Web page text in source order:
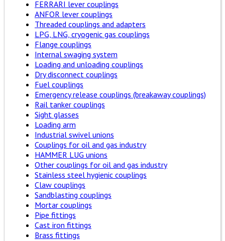
FERRARI lever couplings
ANFOR lever couplings
Threaded couplings and adapters
LPG, LNG, cryogenic gas couplings
Flange couplings
Internal swaging system
Loading and unloading couplings
Dry disconnect couplings
Fuel couplings
Emergency release couplings (breakaway couplings)
Rail tanker couplings
Sight glasses
Loading arm
Industrial swivel unions
Couplings for oil and gas industry
HAMMER LUG unions
Other couplings for oil and gas industry
Stainless steel hygienic couplings
Claw couplings
Sandblasting couplings
Mortar couplings
Pipe fittings
Cast iron fittings
Brass fittings